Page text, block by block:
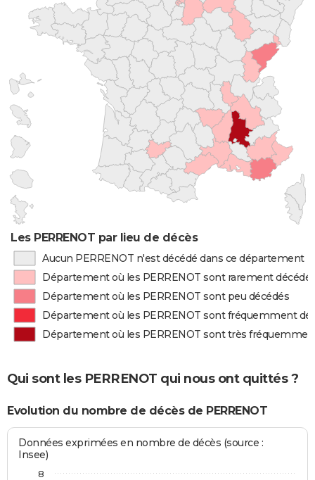
Les PERRENOT par lieu de décès
Aucun PERRENOT n'est décédé dans ce département
Département où les PERRENOT sont rarement
Département où les PERRENOT sont peu décédés
Département où les PERRENOT sont fréquemment
Département où les PERRENOT sont très
Qui sont les PERRENOT qui nous ont quittés ?
Evolution du nombre de décès de PERRENOT
Données exprimées en nombre de décès (source :
Insee)
8